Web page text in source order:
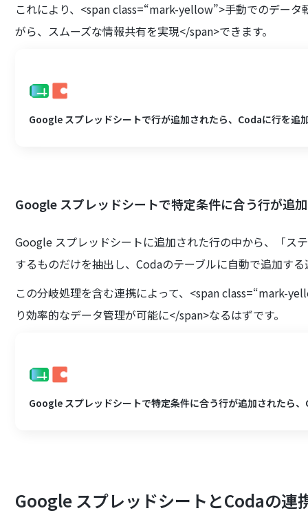
これにより、<span class=“mark-yellow”>手動でのデー
がら、スムーズな情報共有を実現</span>できます。
Google スプレッドシートで行が追加されたら、Codaに行を追
Google スプレッドシートで特定条件に合う行が追
Google スプレッドシートに追加された行の中から、「ス
するものだけを抽出し、Codaのテーブルに自動で追加する
この分岐処理を含む連携によって、<span class=“mark-
り効率的なデータ管理が可能に</span>なるはずです。
Google スプレッドシートで特定条件に合う行が追加されたら
Google スプレッドシートとCodaの連